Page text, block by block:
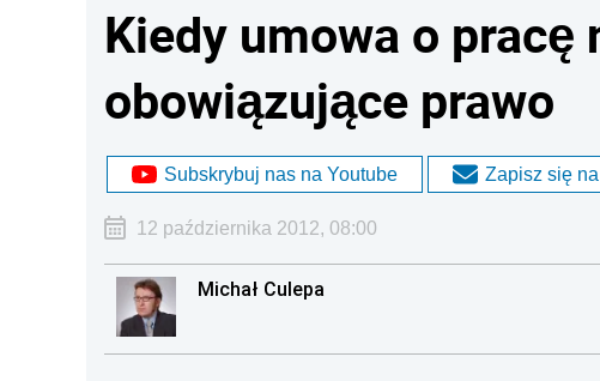
Kiedy umowa o pracę
obowiązujące prawo
Subskrybuj nas na Youtube Zapisz się
12 października 2012, 08:00
Michał Culepa